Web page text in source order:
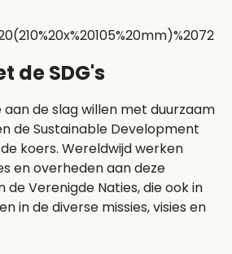
de SDG's
de slag willen met duurzaam
de Sustainable Development
koers. Wereldwijd werken
en overheden aan deze
de Verenigde Naties, die ook in
in de diverse missies, visies en